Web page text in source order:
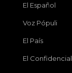
El Español
Voz Pópuli
El País
El Confidencial